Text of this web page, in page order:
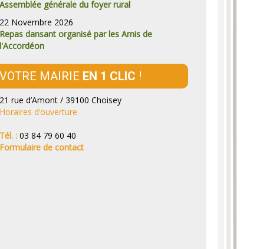
Assemblée générale du foyer rural
22 Novembre 2026
Repas dansant organisé par les Amis de
l'Accordéon
VOTRE MAIRIE EN 1 CLIC !
21 rue d’Amont / 39100 Choisey
Horaires d’ouverture
Tél. : 03 84 79 60 40
Formulaire de contact